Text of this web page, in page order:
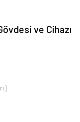
ve Cihazı